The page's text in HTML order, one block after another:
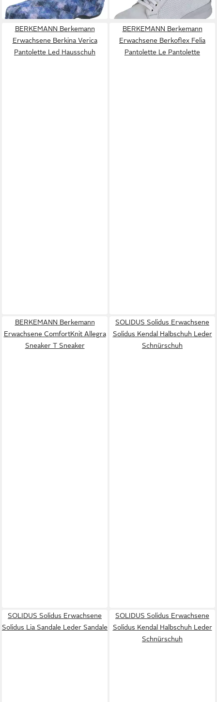
+7
BERKEMANN Berkemann
Erwachsene Berkina Verica
Pantolette Led Hausschuh
BERKEMANN Berkemann
Erwachsene Berkoflex Felia
Pantolette Le Pantolette
BERKEMANN Berkemann
Erwachsene ComfortKnit Allegra
Sneaker T Sneaker
SOLIDUS Solidus Erwachsene
Solidus Kendal Halbschuh Leder
Schnürschuh
SOLIDUS Solidus Erwachsene
Solidus Lia Sandale Leder Sandale
SOLIDUS Solidus Erwachsene
Solidus Kendal Halbschuh Leder
Schnürschuh